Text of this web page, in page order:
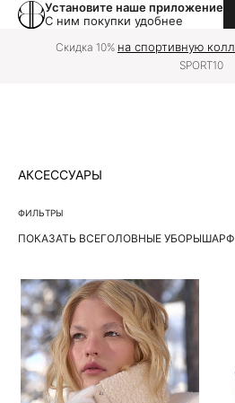
Установите наше приложение
С ним покупки удобнее
Скидка 10% на спортивную
SPORT10
АКСЕССУАРЫ
ФИЛЬТРЫ
ПОКАЗАТЬ ВСЕГОЛОВНЫЕ УБОРЫ